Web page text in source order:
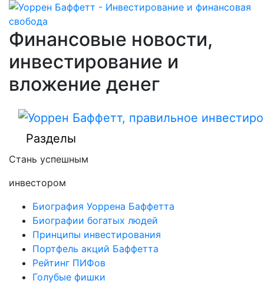
Финансовые новости,
инвестирование и
вложение денег
Разделы
Стань успешным
инвестором
Биография Уоррена Баффетта
Биографии богатых людей
Принципы инвестирования
Портфель акций Баффетта
Рейтинг ПИФов
Голубые фишки